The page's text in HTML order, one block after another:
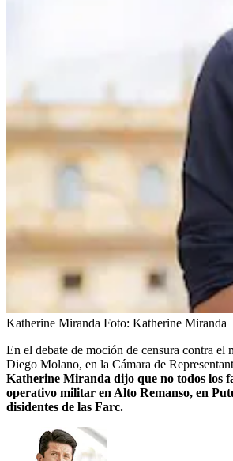
Katherine Miranda Foto: Katherine Miranda
En el debate de moción de censura contra el
Diego Molano, en la Cámara de
Katherine Miranda dijo que no todos los
operativo militar en Alto Remanso, en
disidentes de las Farc.